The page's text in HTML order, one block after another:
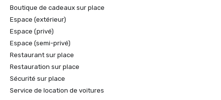
Boutique de cadeaux sur place
Espace (extérieur)
Espace (privé)
Espace (semi-privé)
Restaurant sur place
Restauration sur place
Sécurité sur place
Service de location de voitures